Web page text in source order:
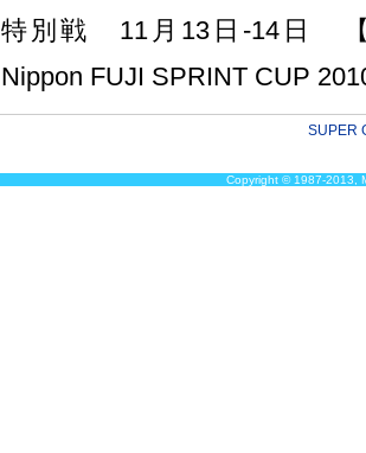
特別戦 11月13日-14日 【
Nippon FUJI SPRINT CUP
SUPER
Copyright © 1987-2013,